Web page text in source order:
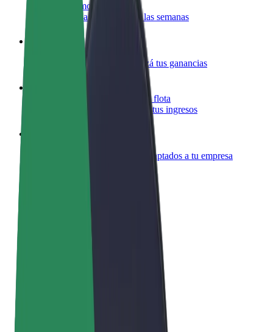
Colaborar como repartidor
Repartí comida y cobrá todas las semanas
Añadir un restaurante o tienda
Llegá a más clientes y maximizá tus ganancias
Registrarse como propietario de flota
Añadí tu flota a Bolt y potenciá tus ingresos
Productos y servicios de Bolt adaptados a tu empresa